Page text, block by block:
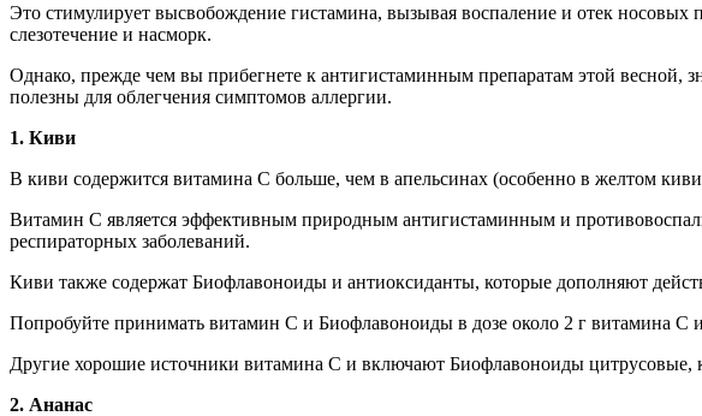
Это стимулирует высвобождение гистамина, вызывая воспаление и отек носовых
слезотечение и насморк.
Однако, прежде чем вы прибегнете к антигистаминным препаратам этой весной,
полезны для облегчения симптомов аллергии.
1. Киви
В киви содержится витамина С больше, чем в апельсинах (особенно в желтом
Витамин С является эффективным природным антигистаминным и
респираторных заболеваний.
Киви также содержат Биофлавоноиды и антиоксиданты, которые дополняют
Попробуйте принимать витамин С и Биофлавоноиды в дозе около 2 г витамина С
Другие хорошие источники витамина С и включают Биофлавоноиды цитрусовые,
2. Ананас